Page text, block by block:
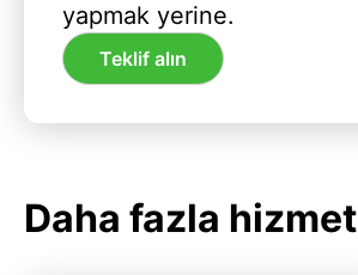
yapmak yerine.
Teklif alın
Daha fazla hizmet